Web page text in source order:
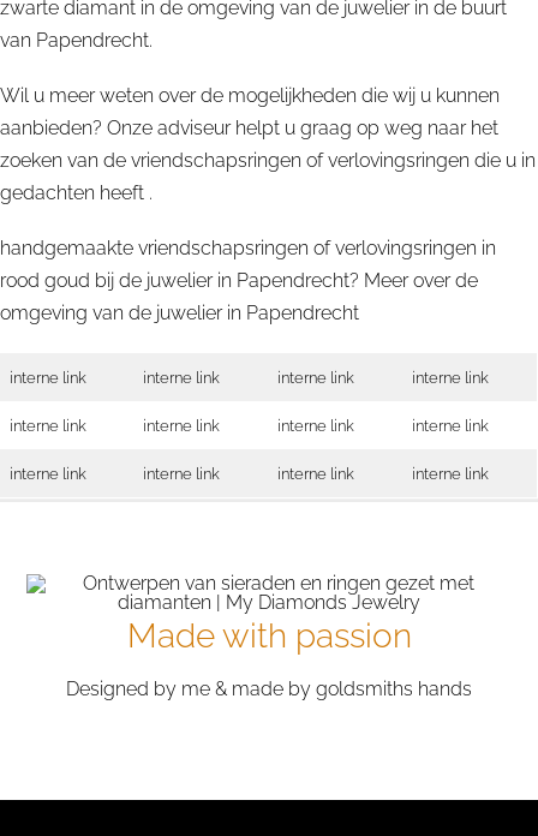
zwarte diamant in de omgeving van de juwelier in de buurt
van Papendrecht.
Wil u meer weten over de mogelijkheden die wij u kunnen
aanbieden? Onze adviseur helpt u graag op weg naar het
zoeken van de vriendschapsringen of verlovingsringen die u in
gedachten heeft .
handgemaakte vriendschapsringen of verlovingsringen in
rood goud bij de juwelier in Papendrecht? Meer over de
omgeving van de juwelier in Papendrecht
interne link interne link interne link interne link
interne link interne link interne link interne link
interne link interne link interne link interne link
Made with passion
Designed by me & made by goldsmiths hands